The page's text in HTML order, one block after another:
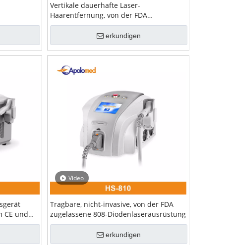
Vertikale dauerhafte Laser-
Haarentfernung, von der FDA
zugelassenes 3-Wellenlängen-
Diodenlasergeräterkundigen
CE und
Video
Tragbare, nicht-invasive, von der FDA
zugelassene 808-Diodenlaserausrüstung
erkundigen